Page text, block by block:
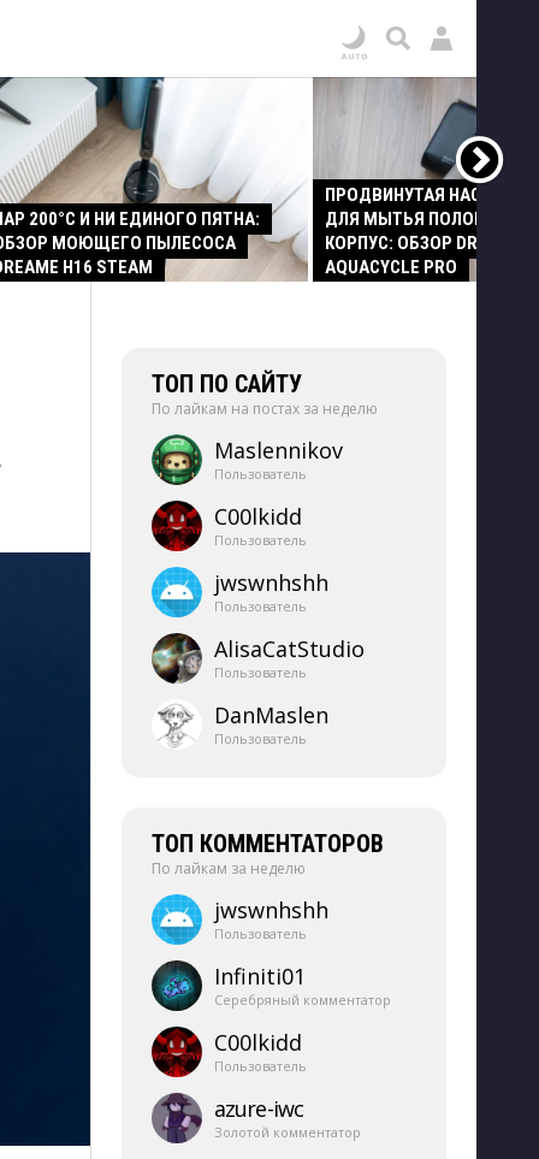
200°C И НИ ЕДИНОГО ПЯТНА:
МОЮЩЕГО ПЫЛЕСОСА
H16 STEAM
ПРОДВИНУТАЯ НАСАДКА
ДЛЯ МЫТЬЯ ПОЛОВ И
КОРПУС: ОБЗОР DREAME
AQUACYCLE PRO
ТОП ПО САЙТУ
По лайкам на постах за неделю
Maslennikov
Пользователь
C00lkidd
Пользователь
jwswnhshh
Пользователь
AlisaCatStudio
Пользователь
DanMaslen
Пользователь
ТОП КОММЕНТАТОРОВ
По лайкам за неделю
jwswnhshh
Пользователь
Infiniti01
Серебряный комментатор
C00lkidd
Пользователь
azure-​iwc
Золотой комментатор